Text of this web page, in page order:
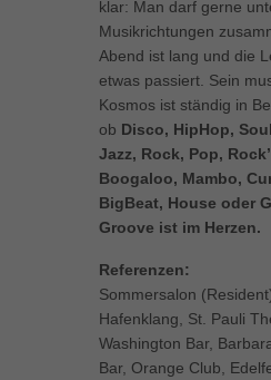
klar: Man darf gerne
Musikrichtungen
Abend ist lang und die
etwas passiert. Sein
Kosmos ist ständig in
ob Disco, HipHop,
Jazz, Rock, Pop,
Boogaloo, Mambo,
BigBeat, House oder
Groove ist im Herzen.
Referenzen:
Sommersalon
Hafenklang, St. Pauli
Washington Bar,
Bar, Orange Club,
können Ihre Einwilligung zu
weitere Informationen anzeigen
Cookies auswählen.
Alle akzeptieren
Zurück
Datenschutzeinstellungen
Essenziell (1)
Essenzielle Cookies ermöglichen
Cookie-
Marketing (1)
Marketing-Cookies werden von